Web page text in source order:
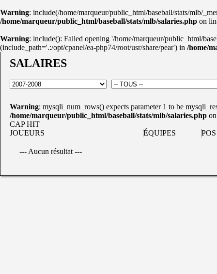
Warning: include(/home/marqueur/public_html/baseball/stats/mlb/
/home/marqueur/public_html/baseball/stats/mlb/salaries.php on
Warning: include(): Failed opening '/home/marqueur/public_html/
(include_path='.:/opt/cpanel/ea-php74/root/usr/share/pear') in /home/
SALAIRES
Warning: mysqli_num_rows() expects parameter 1 to be
/home/marqueur/public_html/baseball/stats/mlb/salaries.php
CAP HIT
JOUEURS
ÉQUIPES POS
--- Aucun résultat ---